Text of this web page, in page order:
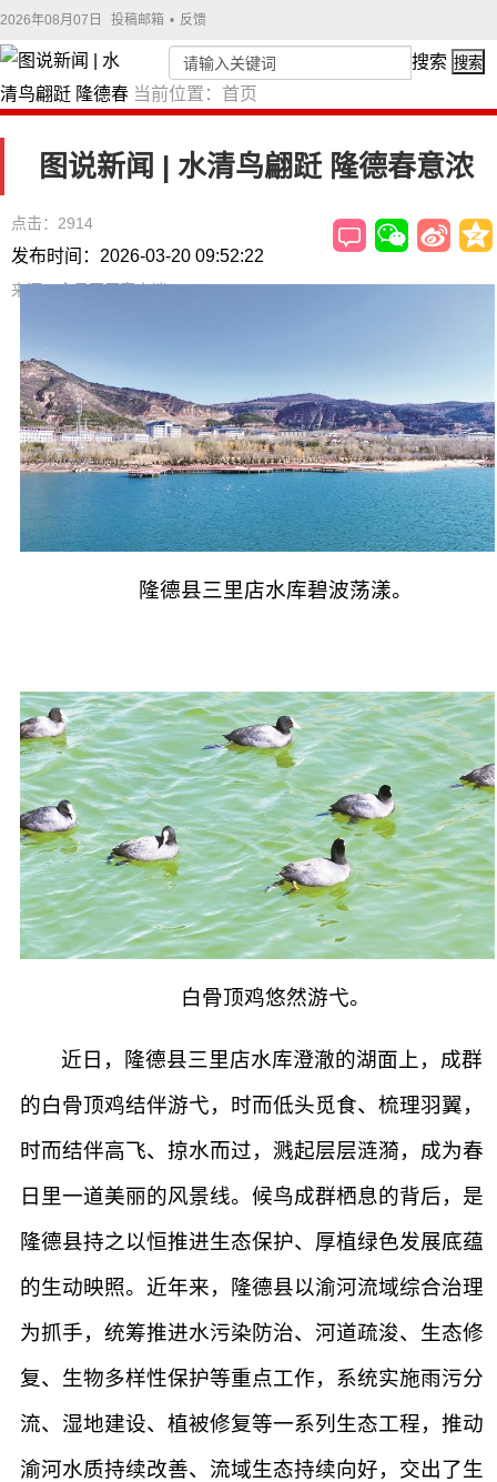
2026年08月07日 投稿邮箱 • 反馈
当前位置： 首页
搜索 搜索
图说新闻 | 水清鸟翩跹 隆德春意浓
点击：2914
发布时间：2026-03-20 09:52:22
来源：今日固原客户端
隆德县三里店水库碧波荡漾。
白骨顶鸡悠然游弋。
近日，隆德县三里店水库澄澈的湖面上，成群
的白骨顶鸡结伴游弋，时而低头觅食、梳理羽翼，
时而结伴高飞、掠水而过，溅起层层涟漪，成为春
日里一道美丽的风景线。候鸟成群栖息的背后，是
隆德县持之以恒推进生态保护、厚植绿色发展底蕴
的生动映照。近年来，隆德县以渝河流域综合治理
为抓手，统筹推进水污染防治、河道疏浚、生态修
复、生物多样性保护等重点工作，系统实施雨污分
流、湿地建设、植被修复等一系列生态工程，推动
渝河水质持续改善、流域生态持续向好，交出了生